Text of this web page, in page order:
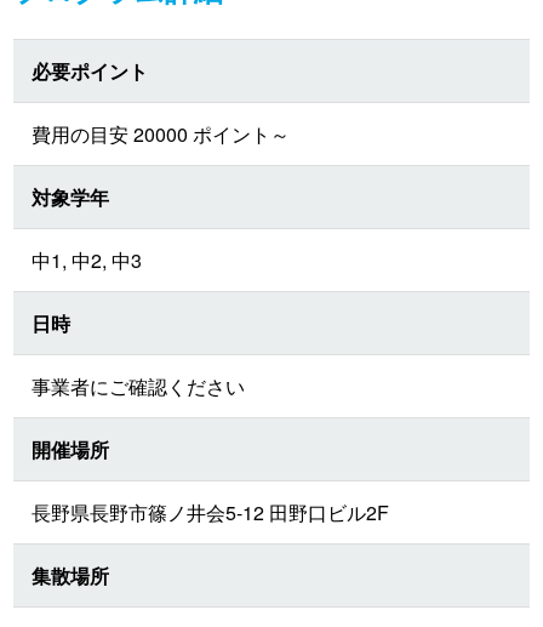
必要ポイント
費用の目安 20000 ポイント～
対象学年
中1, 中2, 中3
日時
事業者にご確認ください
開催場所
長野県長野市篠ノ井会5-12 田野口ビル2F
集散場所